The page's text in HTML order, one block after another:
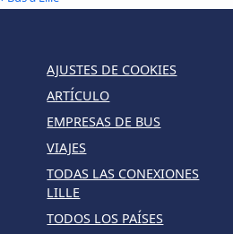
AJUSTES DE COOKIES
ARTÍCULO
EMPRESAS DE BUS
VIAJES
TODAS LAS CONEXIONES
LILLE
TODOS LOS PAÍSES